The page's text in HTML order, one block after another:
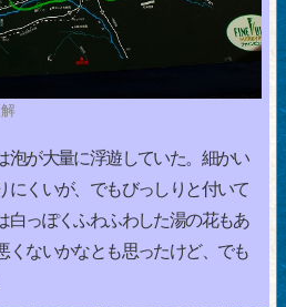
泡が大量に浮遊していた。細かい
にくいが、でもびっしりと付いて
白っぽくふわふわした湯の花もあ
くないかなとも思ったけど、でも